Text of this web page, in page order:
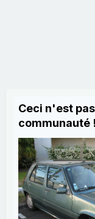
Ceci n'est
communauté !